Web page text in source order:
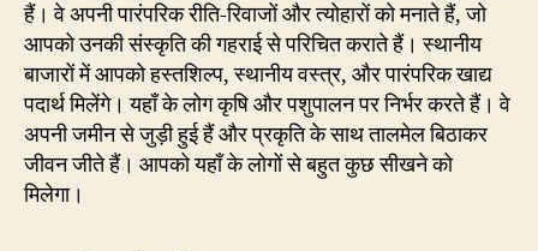
हैं। वे अपनी पारंपरिक रीति-रिवाजों और त्योहारों को मनाते हैं, जो
आपको उनकी संस्कृति की गहराई से परिचित कराते हैं। स्थानीय
बाजारों में आपको हस्तशिल्प, स्थानीय वस्त्र, और पारंपरिक खाद्य
पदार्थ मिलेंगे। यहाँ के लोग कृषि और पशुपालन पर निर्भर करते हैं। वे
अपनी जमीन से जुड़ी हुई हैं और प्रकृति के साथ तालमेल बिठाकर
जीवन जीते हैं। आपको यहाँ के लोगों से बहुत कुछ सीखने को
मिलेगा।